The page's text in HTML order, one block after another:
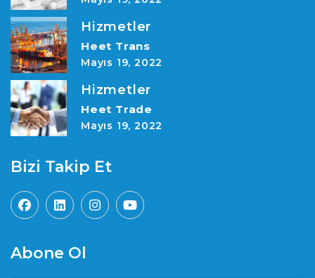
Hizmetler
Heet Trans
Mayıs 19, 2022
Hizmetler
Heet Trade
Mayıs 19, 2022
Bizi Takip Et
Abone Ol